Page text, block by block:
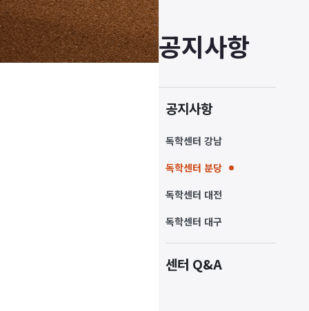
공지사항
공지사항
독학센터 강남
독학센터 분당
독학센터 대전
독학센터 대구
센터 Q&A